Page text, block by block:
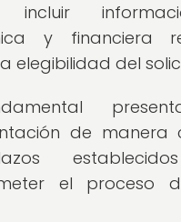
incluir
y financiera
elegibilidad del
de manera
el proceso